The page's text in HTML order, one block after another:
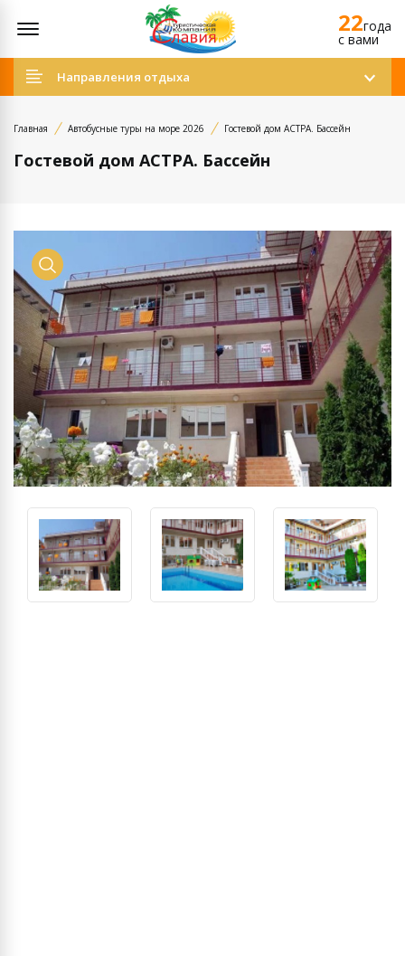
22года
c вами
Направления отдыха
Главная Автобусные туры на море 2026 Гостевой дом АСТРА. Бассейн
Гостевой дом АСТРА. Бассейн
Просмотр